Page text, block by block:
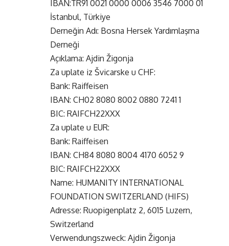
IBAN:TR91 0021 0000 0006 3546 7000 01
İstanbul, Türkiye
Derneğin Adı: Bosna Hersek Yardımlaşma
Derneği
Açıklama: Ajdin Žigonja
Za uplate iz Švicarske u CHF:
Bank: Raiffeisen
IBAN: CH02 8080 8002 0880 7241 1
BIC: RAIFCH22XXX
Za uplate u EUR:
Bank: Raiffeisen
IBAN: CH84 8080 8004 4170 6052 9
BIC: RAIFCH22XXX
Name: HUMANITY INTERNATIONAL
FOUNDATION SWITZERLAND (HIFS)
Adresse: Ruopigenplatz 2, 6015 Luzern,
Switzerland
Verwendungszweck: Ajdin Žigonja